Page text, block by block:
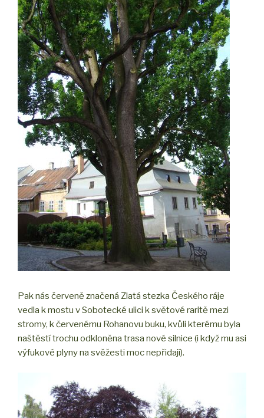
Pak nás červeně značená Zlatá stezka Českého ráje
vedla k mostu v Sobotecké ulici k světové raritě mezi
stromy, k červenému Rohanovu buku, kvůli kterému byla
naštěstí trochu odkloněna trasa nové silnice (i když mu asi
výfukové plyny na svěžesti moc nepřidají).